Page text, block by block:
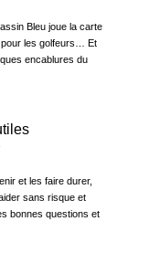
Bleu joue la carte
pour les golfeurs… Et
encablures du
et les faire durer,
sans risque et
bonnes questions et